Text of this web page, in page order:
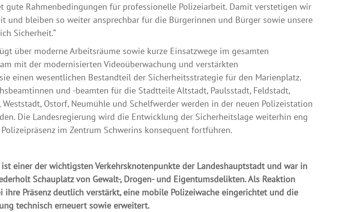
gute Rahmenbedingungen für professionelle Polizeiarbeit. Damit verstetigen wir
und bleiben so weiter ansprechbar für die Bürgerinnen und Bürger sowie unsere
Sicherheit.“
über moderne Arbeitsräume sowie kurze Einsatzwege im gesamten
mit der modernisierten Videoüberwachung und verstärkten
einen wesentlichen Bestandteil der Sicherheitsstrategie für den Marienplatz.
und -beamten für die Stadtteile Altstadt, Paulsstadt, Feldstadt,
Ostorf, Neumühle und Schelfwerder werden in der neuen Polizeistation
Die Landesregierung wird die Entwicklung der Sicherheitslage weiterhin eng
im Zentrum Schwerins konsequent fortführen.
einer der wichtigsten Verkehrsknotenpunkte der Landeshauptstadt und war in
Schauplatz von Gewalt-, Drogen- und Eigentumsdelikten. Als Reaktion
ihre Präsenz deutlich verstärkt, eine mobile Polizeiwache eingerichtet und die
technisch erneuert sowie erweitert.